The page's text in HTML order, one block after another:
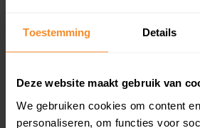
Toestemming Details
Deze website maakt gebruik van
We gebruiken cookies om content
personaliseren, om functies voor